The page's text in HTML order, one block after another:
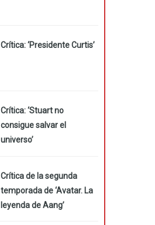
Crítica: ‘Presidente Curtis’
Crítica: ‘Stuart no
consigue salvar el
universo’
Crítica de la segunda
temporada de ‘Avatar. La
leyenda de Aang’